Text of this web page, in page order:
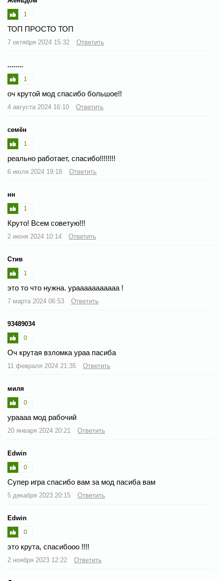
1
ТОП ПРОСТО ТОП
7 октября 2024 15:32 Ответить
........
1
оч крутой мод спасибо большое!!
4 августа 2024 16:10 Ответить
семён
1
реально работает, спасибо!!!!!!!!
6 июля 2024 19:18 Ответить
нн
1
Круто! Всем советую!!!
2 июня 2024 10:14 Ответить
Стив
1
это то что нужна. урааааааааааа !
7 марта 2024 06:53 Ответить
93489034
0
Оч крутая взломка ураа пасиба
11 февраля 2024 21:35 Ответить
миля
0
ураааа мод рабочий
20 января 2024 20:21 Ответить
Edwin
0
Супер игра спасибо вам за мод пасиба вам
5 декабря 2023 20:15 Ответить
Edwin
0
это крута, спасибооо !!!!
2 ноября 2023 12:22 Ответить